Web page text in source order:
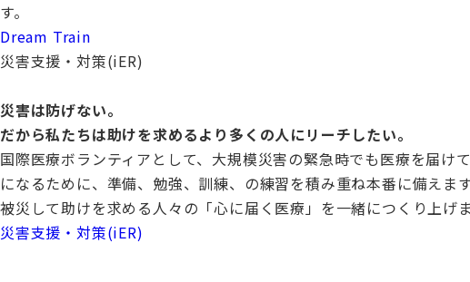
す。
Dream Train
災害支援・対策(iER)
災害は防げない。
だから私たちは助けを求めるより多くの人にリーチしたい。
国際医療ボランティアとして、大規模災害の緊急時でも医療を届
になるために、準備、勉強、訓練、の練習を積み重ね本番に備えます
被災して助けを求める人々の「心に届く医療」を一緒につくり上げま
災害支援・対策(iER)